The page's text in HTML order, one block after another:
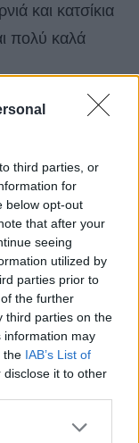
third parties, or
for
below opt-out
that after your
seeing
utilized by
parties prior to
the further
third parties on the
information may
the IAB’s List of
it to other
or more Google
και κατσίκια
πολύ καλά
19,
αρνάκι ή